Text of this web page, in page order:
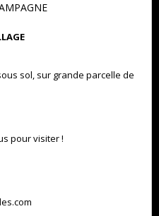
sol, sur grande parcelle de
pour visiter !